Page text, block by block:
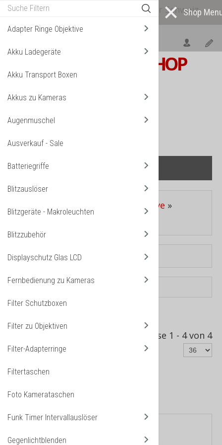
Alle* Artikel ab eigenem Lager in der Schweiz
lieferbar! *
Mehr darüber...
S W I S S PHOTOSHOP
IHR WARENKORB IST NOCH LEER.
Stative »
Kugelkopf für Foto-Stative
Produkt Verkäufe -/+
Ergebnisse 1 - 4 von 4
Kugelkopf Panoramakopf
Adapter Ringe Objektive
Akku Ladegeräte
Akku Transport Boxen
Akkus zu Kameras
Augenmuschel
Ausverkauf - Sale
Batteriegriffe
Blitzauslöser
Blitzgeräte - Makroleuchten
Blitzzubehör
Displayschutz Glas LCD
Fernbedienung zu Kameras
Filter Schutzboxen
Filter zu Objektiven
Filter-Adapterringe
Filtertaschen
Foto Kamerataschen
Funk Timer Intervallauslöser
Gegenlichtblenden